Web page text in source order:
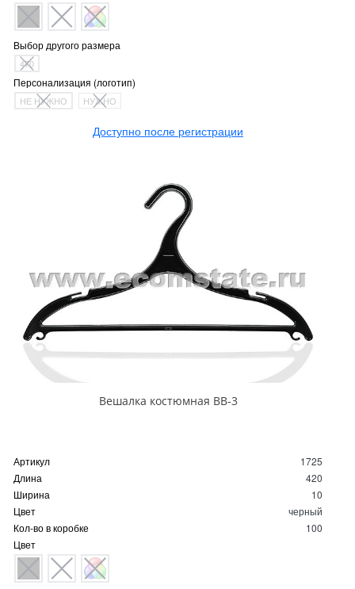
Выбор другого размера
470
Персонализация (логотип)
НЕ НУЖНО НУЖНО
Доступно после регистрации
Вешалка костюмная ВВ-3
Артикул
1725
Длина
420
Ширина
10
Цвет
черный
Кол-во в коробке
100
Цвет